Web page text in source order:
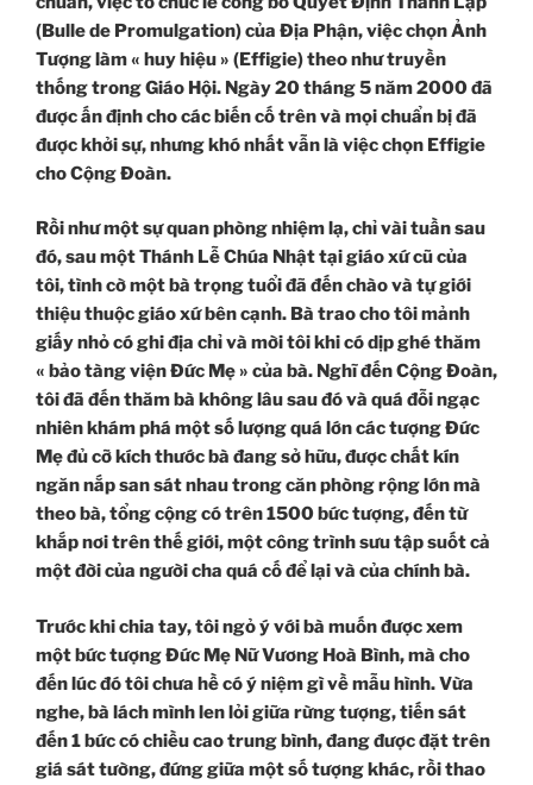
(Bulle de Promulgation) của Địa Phận, việc chọn Ảnh
Tượng làm « huy hiệu » (Effigie) theo như truyền
thống trong Giáo Hội. Ngày 20 tháng 5 năm 2000 đã
được ấn định cho các biến cố trên và mọi chuẩn bị đã
được khởi sự, nhưng khó nhất vẫn là việc chọn Effigie
cho Cộng Đoàn.
Rồi như một sự quan phòng nhiệm lạ, chỉ vài tuần sau
đó, sau một Thánh Lễ Chúa Nhật tại giáo xứ cũ của
tôi, tình cờ một bà trọng tuổi đã đến chào và tự giới
thiệu thuộc giáo xứ bên cạnh. Bà trao cho tôi mảnh
giấy nhỏ có ghi địa chỉ và mời tôi khi có dịp ghé thăm
« bảo tàng viện Đức Mẹ » của bà. Nghĩ đến Cộng Đoàn,
tôi đã đến thăm bà không lâu sau đó và quá đỗi ngạc
nhiên khám phá một số lượng quá lớn các tượng Đức
Mẹ đủ cỡ kích thước bà đang sở hữu, được chất kín
ngăn nắp san sát nhau trong căn phòng rộng lớn mà
theo bà, tổng cộng có trên 1500 bức tượng, đến từ
khắp nơi trên thế giới, một công trình sưu tập suốt cả
một đời của người cha quá cố để lại và của chính bà.
Trước khi chia tay, tôi ngỏ ý với bà muốn được xem
một bức tượng Đức Mẹ Nữ Vương Hoà Bình, mà cho
đến lúc đó tôi chưa hề có ý niệm gì về mẫu hình. Vừa
nghe, bà lách mình len lỏi giữa rừng tượng, tiến sát
đến 1 bức có chiều cao trung bình, đang được đặt trên
giá sát tường, đứng giữa một số tượng khác, rồi thao